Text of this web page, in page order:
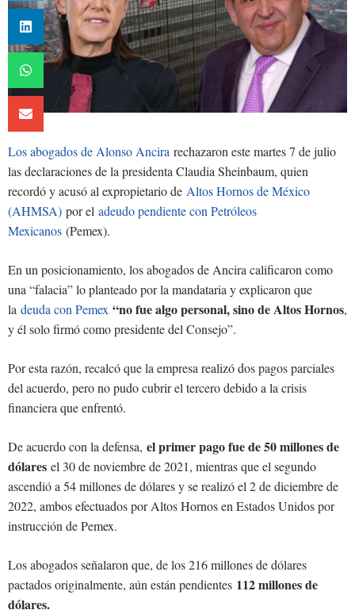
Los abogados de Alonso Ancira rechazaron este martes 7 de julio
las declaraciones de la presidenta Claudia Sheinbaum, quien
recordó y acusó al expropietario de Altos Hornos de México
(AHMSA) por el adeudo pendiente con Petróleos
Mexicanos (Pemex).
En un posicionamiento, los abogados de Ancira calificaron como
una “falacia” lo planteado por la mandataria y explicaron que
la deuda con Pemex “no fue algo personal, sino de Altos Hornos,
y él solo firmó como presidente del Consejo”.
Por esta razón, recalcó que la empresa realizó dos pagos parciales
del acuerdo, pero no pudo cubrir el tercero debido a la crisis
financiera que enfrentó.
De acuerdo con la defensa, el primer pago fue de 50 millones de
dólares el 30 de noviembre de 2021, mientras que el segundo
ascendió a 54 millones de dólares y se realizó el 2 de diciembre de
2022, ambos efectuados por Altos Hornos en Estados Unidos por
instrucción de Pemex.
Los abogados señalaron que, de los 216 millones de dólares
pactados originalmente, aún están pendientes 112 millones de
dólares.